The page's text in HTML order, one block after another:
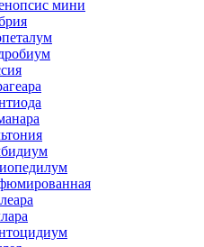
мини